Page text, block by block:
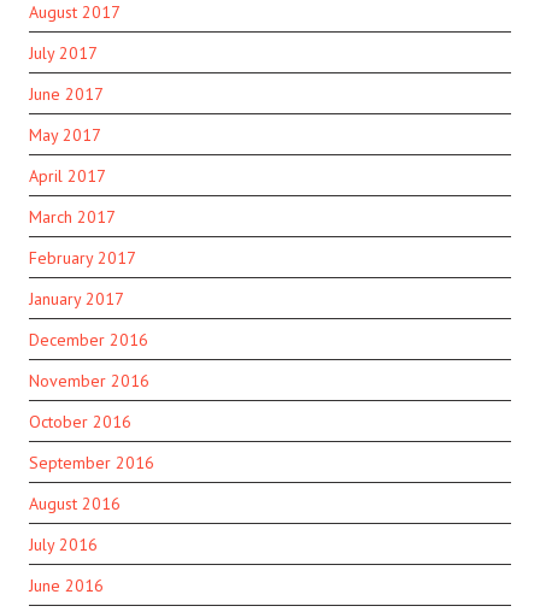
August 2017
July 2017
June 2017
May 2017
April 2017
March 2017
February 2017
January 2017
December 2016
November 2016
October 2016
September 2016
August 2016
July 2016
June 2016